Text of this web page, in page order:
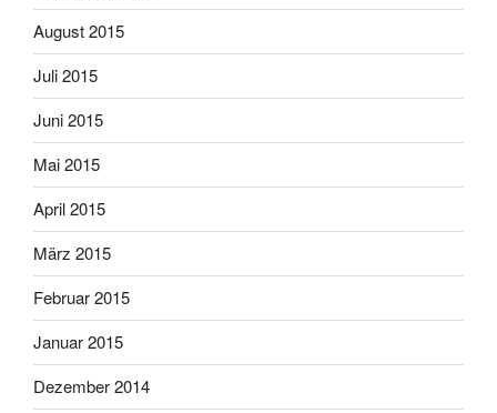
August 2015
Juli 2015
Juni 2015
Mai 2015
April 2015
März 2015
Februar 2015
Januar 2015
Dezember 2014